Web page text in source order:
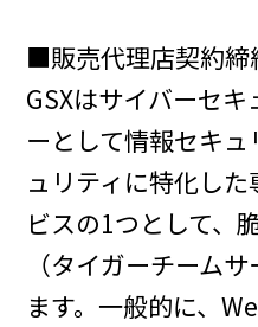
■販売代理店契約締
GSXはサイバーセ
ーとして情報セキ
ュリティに特化し
ビスの1つとして、
（タイガーチーム
ます。一般的に、